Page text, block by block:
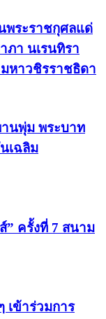
พระราชกุศลแด่
ภา นเรนทิรา
หาวชิรราชธิดา
านพุ่ม พระบาท
เฉลิม
” ครั้งที่ 7 สนาม
เข้าร่วมการ